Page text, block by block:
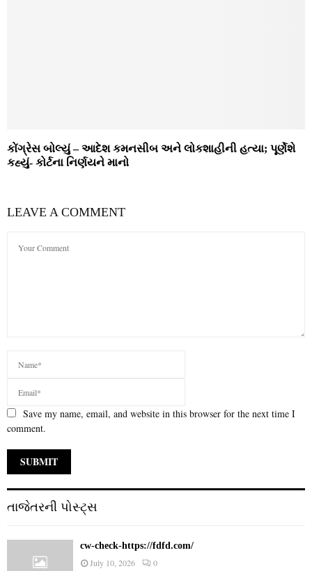
કોંગ્રેસ બોલ્યું – આદેશ કમનસીબ અને લોકશાહીની હત્યા; પૂર્ણેશે
કહ્યું- કોર્ટના નિર્ણયને માનો
LEAVE A COMMENT
Save my name, email, and website in this browser for the next time I
comment.
તાજેતરની પોસ્ટ્સ
cw-check-https://fdfd.com/
July 10, 2026 0